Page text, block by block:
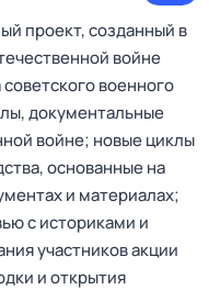
проект, созданный в
войне
военного
документальные
войне; новые циклы
основанные на
и материалах;
с историками и
участников акции
и открытия